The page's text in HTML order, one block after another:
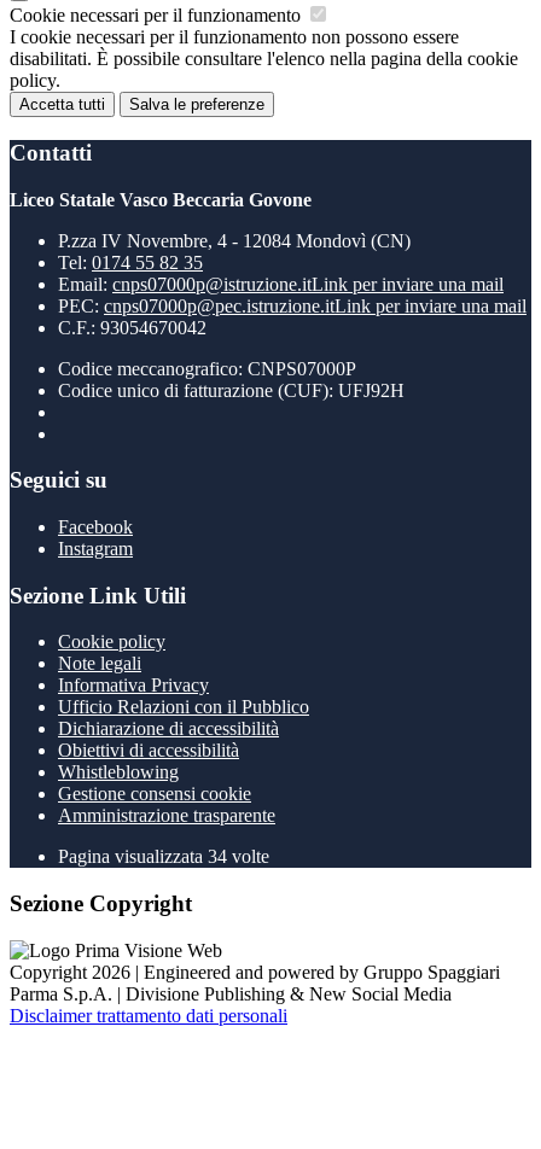
Cookie necessari per il funzionamento
I cookie necessari per il funzionamento non possono essere
disabilitati. È possibile consultare l'elenco nella pagina della cookie
policy.
Accetta tutti Salva le preferenze
Contatti
Liceo Statale Vasco Beccaria Govone
P.zza IV Novembre, 4 - 12084 Mondovì (CN)
Tel: 0174 55 82 35
Email: cnps07000p@istruzione.itLink per inviare una mail
PEC: cnps07000p@pec.istruzione.itLink per inviare una mail
C.F.: 93054670042
Codice meccanografico: CNPS07000P
Codice unico di fatturazione (CUF): UFJ92H
Seguici su
Facebook
Instagram
Sezione Link Utili
Cookie policy
Note legali
Informativa Privacy
Ufficio Relazioni con il Pubblico
Dichiarazione di accessibilità
Obiettivi di accessibilità
Whistleblowing
Gestione consensi cookie
Amministrazione trasparente
Pagina visualizzata 34 volte
Sezione Copyright
Copyright 2026 | Engineered and powered by Gruppo Spaggiari
Parma S.p.A. | Divisione Publishing & New Social Media
Disclaimer trattamento dati personali